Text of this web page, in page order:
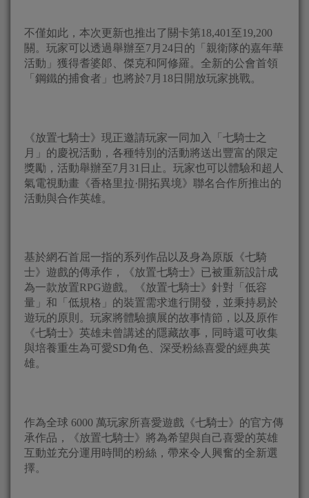
不僅如此，本次更新也推出了關卡第18,401至19,200
關。玩家可以透過舉辦至7月24日的「親衛隊的嘉年華
活動」獲得耆婆郞、傑克和阿修羅。全新的公會首領
「鋼鐵的捕食者」也將於7月18日開放玩家挑戰。
《放置七騎士》現正邀請玩家一同加入「七騎士之
月」的慶祝活動，各種特別的活動將送出豐富的限定
獎勵，活動舉辦至7月31日止。玩家也可以體驗和超人
氣電視動畫《香格里拉·開拓異境》聯名合作所推出的
活動與合作英雄。
基於網石首屈一指的系列作品以及身為原版《七騎
士》遊戲的傳承作，《放置七騎士》已被重新設計成
為一款放置RPG遊戲。《放置七騎士》針對「低容
量」和「低規格」的裝置需求進行開發，並秉持易於
遊玩的原則。玩家將體驗擴展的故事情節，以及原作
《七騎士》英雄未曾講述的隱藏故事，同時還可收集
與培養重生為可愛SD角色、深受粉絲喜愛的經典英
雄。
作為全球 6000 萬玩家所喜愛遊戲《七騎士》的官方傳
承作品，《放置七騎士》將為希望與自己喜愛的英雄
互動並充分運用時間的粉絲，帶來令人興奮的全新選
擇。